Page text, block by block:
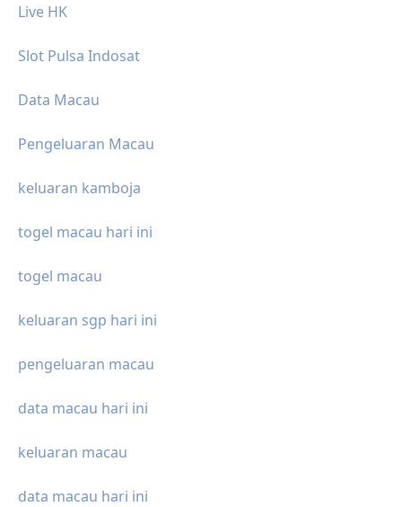
Live HK
Slot Pulsa Indosat
Data Macau
Pengeluaran Macau
keluaran kamboja
togel macau hari ini
togel macau
keluaran sgp hari ini
pengeluaran macau
data macau hari ini
keluaran macau
data macau hari ini